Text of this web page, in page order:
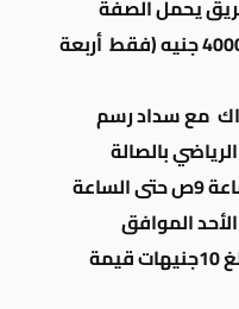
يحمل الصفة
التجارية (من الأعضاء) 4000 جنيه (فقط أربعة
مع سداد رسم
بالصالة
الجديدة للجمباز من الساعة 9ص حتى الساعة
الموافق
5/6/2016 مع سداد مبلغ 10جنيهات قيمة